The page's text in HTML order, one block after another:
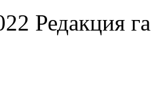
Редакция